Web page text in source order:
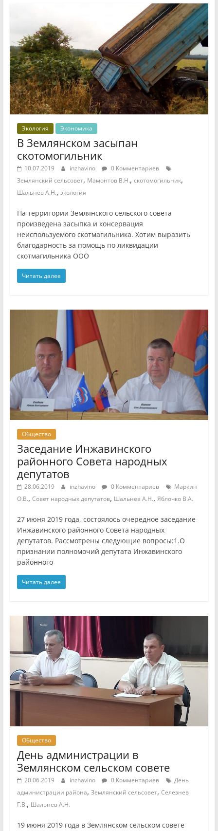
Экология Экономика
В Землянском засыпан
скотомогильник
10.07.2019 inzhavino
0 Комментариев
Землянский сельсовет, Мамонтов В.Н., скотомогильник,
Шальнев А.Н., экология
На территории Землянского сельского совета
произведена засыпка и консервация
неиспользуемого скотмагильника. Хотим выразить
благодарность за помощь по ликвидации
скотмагильника ООО
Читать далее
Общество
Заседание Инжавинского
районного Совета народных
депутатов
28.06.2019 inzhavino 0 Комментариев
Маркин
О.В., Совет народных депутатов, Шальнев А.Н., Яблочко В.А.
27 июня 2019 года, состоялось очередное заседание
Инжавинского районного Совета народных
депутатов. Рассмотрены следующие вопросы:1.О
признании полномочий депутата Инжавинского
районного
Читать далее
Общество
День администрации в
Землянском сельском совете
20.06.2019 inzhavino 0 Комментариев
День
администрации района, Землянский сельсовет, Селезнев
Г.В., Шальнев А.Н.
19 июня 2019 года в Землянском сельском совете